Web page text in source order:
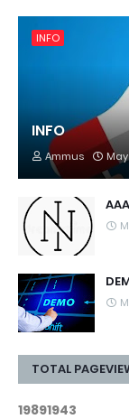
INFO
INFO
Ammus
TOTAL
19891943